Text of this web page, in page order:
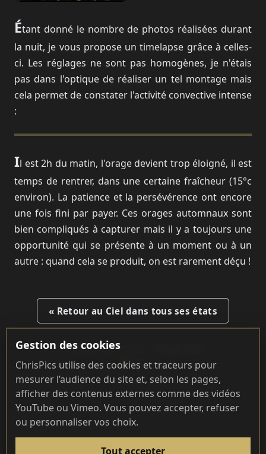
Étant donné le nombre de photos réalisées durant
la nuit, je vous propose un timelapse grâce à celles-
ci. Les réglages ne sont pas homogènes, je n'étais
pas dans l'optique de réaliser un tel montage mais
cela permet de constater l'activité convective intense
:
Cette vidéo est hébergée par un service
externe. Pour l’afficher, vous devez autoriser
les contenus externes.
Gérer mes cookies
Il est 2h du matin, l'orage devient trop éloigné, il est
temps de rentrer, dans une certaine fraîcheur (15°c
environ). La patience et la persévérence ont encore
une fois fini par payer. Ces orages automnaux sont
bien compliqués à capturer mais il y a toujours une
opportunité qui se présente à un moment ou à un
autre : quand cela se produit, on est rarement déçu !
« Retour au Ciel dans tous ses états
Dernière mise à jour :
113
REJOIGNEZ-MOI AILLEURS
Gestion des cookies
ChrisPics utilise des cookies et traceurs pour
mesurer l’audience du site et, selon les pages,
afficher des contenus externes comme des vidéos
YouTube ou Vimeo. Vous pouvez accepter, refuser
ou personnaliser vos choix.
Tout accepter